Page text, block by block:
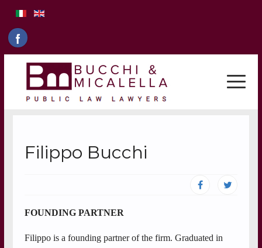
Filippo Bucchi
FOUNDING PARTNER
Filippo is a founding partner of the firm. Graduated in